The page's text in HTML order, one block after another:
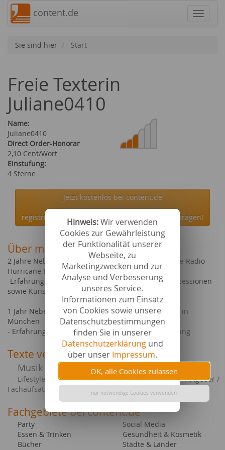
Hinweis:Wir verwenden
Cookies zur Gewährleistung
der Funktionalität unserer
Webseite, zu
Marketingzwecken und zur
Analyse und Verbesserung
unseres Service.
Informationen zum Einsatz
von Cookies sowie unsere
Datenschutzbestimmungen
finden Sie in unserer
Datenschutzerklärungund
über unser Impressum.
OK, alle Cookies zulassen
nur notwendige Cookies verwenden
content.de
Sie sind hier Start
Freie Texterin
Juliane0410
Name:
Juliane0410
Direct Order-Honorar
2,10 Cent/Wort
Einstufung:
4 Sterne
Jetzt kostenlos bei content.de
registrieren und die Autorin Juliane0410 beauftragen!
Über mich
2 Jahre Nebenjob als Musikredakteurin beim Online-Radio
Hurricane-Rock (leider nicht mehr online)
-Erfahrungen im Schreiben von CD- und Konzertrezessionen
sowie Künstlerportraits
1 Jahr Nebenjob als Onlineredakteurin bei OMMAX in
München
- Erfahrungen im Bereich Suchmaschinenoptimierung
Texte verfasst zu
Musik und Kultur Bildung / Studium
Lifestyle / Beauty Social Media / Blogbeiträge
Ratgeber /
Fachaufsätze
Fachgebiete bei content.de
Party
Essen & Trinken
Bücher
Social Media
Gesundheit & Kosmetik
Städte & Länder